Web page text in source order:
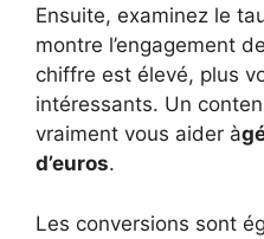
Ensuite, examinez le
montre l’engagement
chiffre est élevé, plus
intéressants. Un
vraiment vous aider à
d’euros.
Les conversions sont